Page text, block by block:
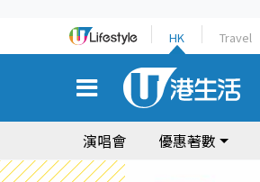
HK Travel
演唱會 優惠著數